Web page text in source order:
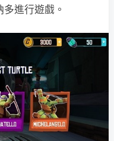
進行遊戲。